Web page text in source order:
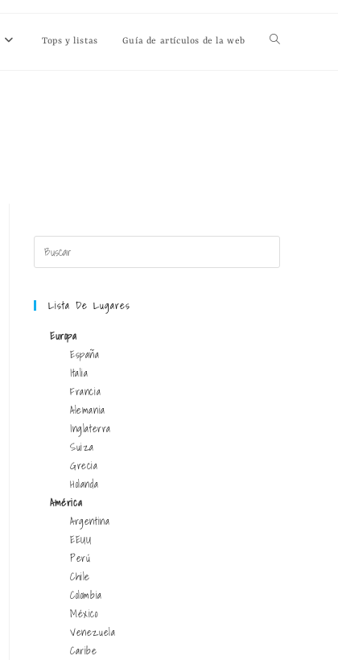
Tops y listas Guía de artículos de la web
Lista De Lugares
Europa
España
Italia
Francia
Alemania
Inglaterra
Suiza
Grecia
Holanda
América
Argentina
EEUU
Perú
Chile
Colombia
México
Venezuela
Caribe